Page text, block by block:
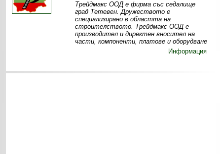
Трейдмакс ООД е фирма със седалище
град Тетевен. Дружеството е
специализирано в областта на
строителството. Трейдмакс ООД е
производител и директен вносител на
части, компоненти, платове и оборудване
Информация